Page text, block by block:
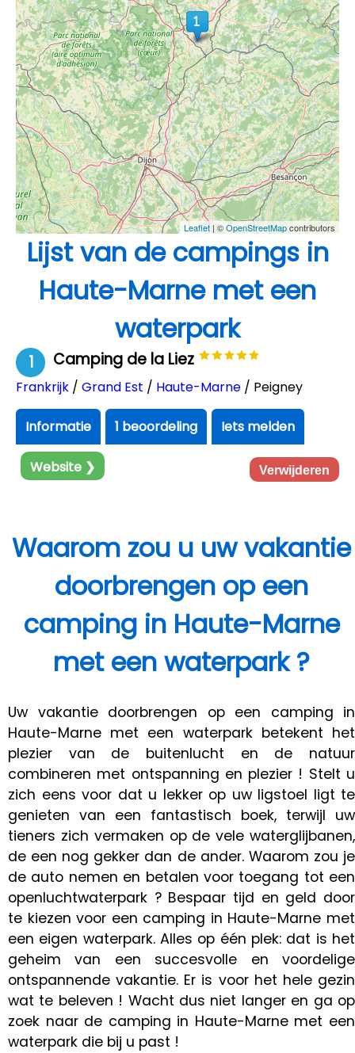
Leaflet| ©OpenStreetMapcontributors
Lijst van de campings in
Haute-Marne met een
waterpark
1 Camping de la Liez
Frankrijk / Grand Est / Haute-Marne / Peigney
Informatie 1 beoordeling Iets melden
Website ❯ Verwijderen
Waarom zou u uw vakantie
doorbrengen op een
camping in Haute-Marne
met een waterpark ?
Uw vakantie doorbrengen op een camping in
Haute-Marne met een waterpark betekent het
plezier van de buitenlucht en de natuur
combineren met ontspanning en plezier ! Stelt u
zich eens voor dat u lekker op uw ligstoel ligt te
genieten van een fantastisch boek, terwijl uw
tieners zich vermaken op de vele waterglijbanen,
de een nog gekker dan de ander. Waarom zou je
de auto nemen en betalen voor toegang tot een
openluchtwaterpark ? Bespaar tijd en geld door
te kiezen voor een camping in Haute-Marne met
een eigen waterpark. Alles op één plek: dat is het
geheim van een succesvolle en voordelige
ontspannende vakantie. Er is voor het hele gezin
wat te beleven ! Wacht dus niet langer en ga op
zoek naar de camping in Haute-Marne met een
waterpark die bij u past !